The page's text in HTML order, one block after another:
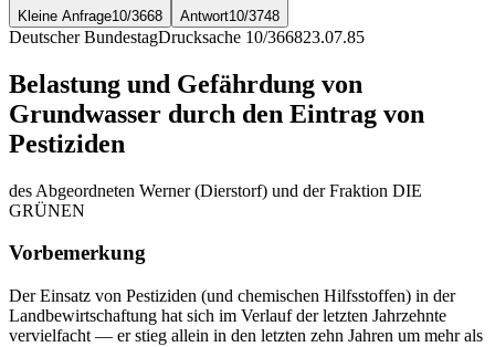
Kleine Anfrage10/3668 Antwort10/3748
Deutscher BundestagDrucksache 10/366823.07.85
Belastung und Gefährdung von
Grundwasser durch den Eintrag von
Pestiziden
des Abgeordneten Werner (Dierstorf) und der Fraktion DIE
GRÜNEN
Vorbemerkung
Der Einsatz von Pestiziden (und chemischen Hilfsstoffen) in der
Landbewirtschaftung hat sich im Verlauf der letzten Jahrzehnte
vervielfacht — er stieg allein in den letzten zehn Jahren um mehr als